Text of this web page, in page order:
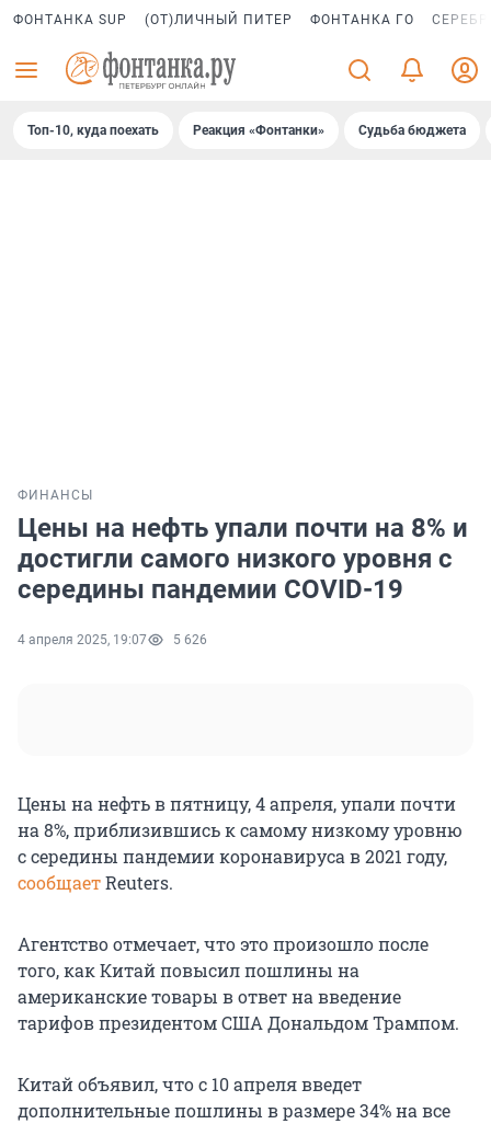
ФОНТАНКА SUP (ОТ)ЛИЧНЫЙ ПИТЕР ФОНТАНКА ГО
Топ-10, куда поехать Реакция «Фонтанки» Судьба бюджета
ФИНАНСЫ
Цены на нефть упали почти на 8% и
достигли самого низкого уровня с
середины пандемии COVID-19
4 апреля 2025, 19:07 5 626
Цены на нефть в пятницу, 4 апреля, упали почти
на 8%, приблизившись к самому низкому уровню
с середины пандемии коронавируса в 2021 году,
сообщаетReuters.
Агентство отмечает, что это произошло после
того, как Китай повысил пошлины на
американские товары в ответ на введение
тарифов президентом США Дональдом Трампом.
Китай объявил, что с 10 апреля введет
дополнительные пошлины в размере 34% на все